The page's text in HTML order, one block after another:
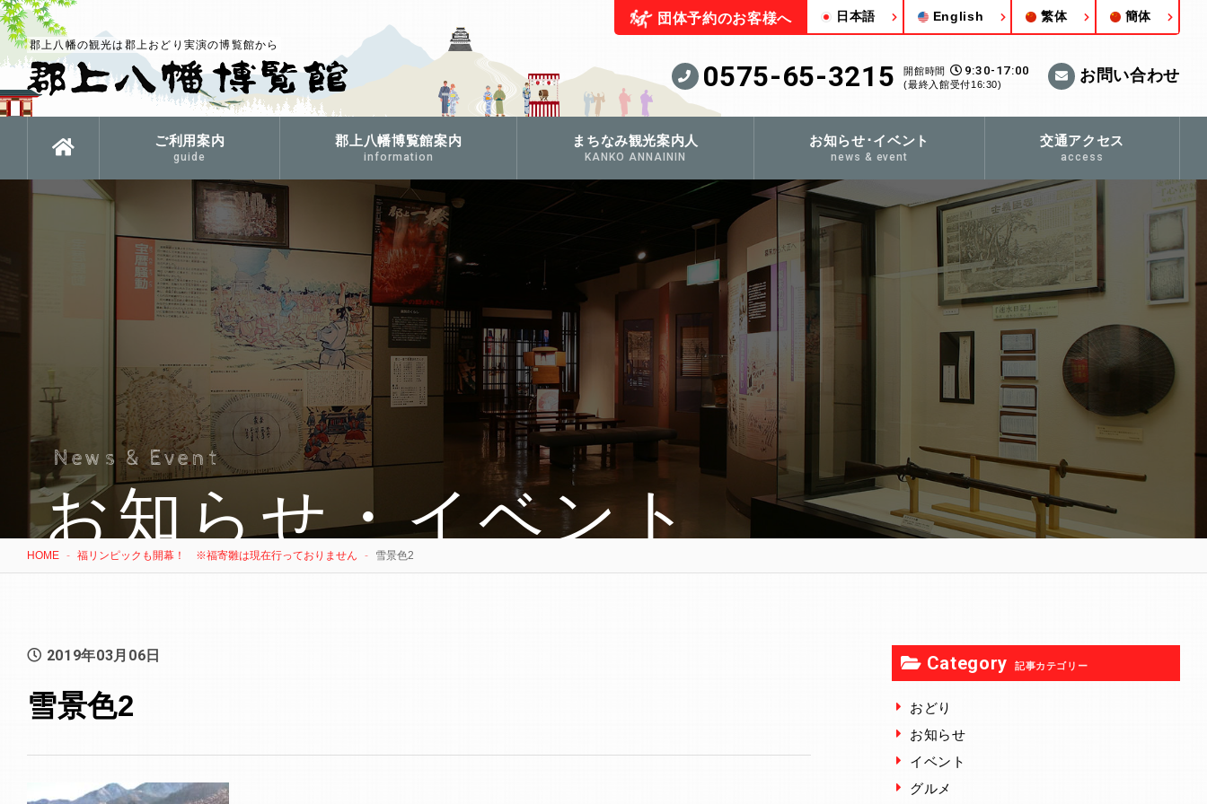
郡上八幡の観光は郡上おどり実演の博覧館から
団体予約のお客様へ 日本語 English 繁体 簡体
0575-65-3215 開館時間 9:30-17:00
(最終入館受付16:30) お問い合わせ
ご利用案内
guide
郡上八幡博覧館案内
information
まちなみ観光案内人
KANKO ANNAININ
お知らせ･イベント
news & event
交通アクセス
access
News & Event
お知らせ・イベント
HOME 福リンピックも開幕！ ※福寄雛は現在行っておりません 雪景色2
2019年03月06日
雪景色2
Category 記事カテゴリー
おどり
お知らせ
イベント
グルメ